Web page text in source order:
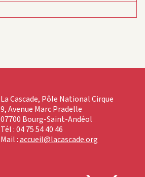
La Cascade, Pôle National Cirque
9, Avenue Marc Pradelle
07700 Bourg-Saint-Andéol
Tél : 04 75 54 40 46
Mail :accueil@lacascade.org